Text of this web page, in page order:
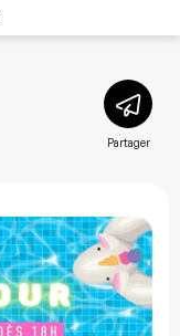
Partager